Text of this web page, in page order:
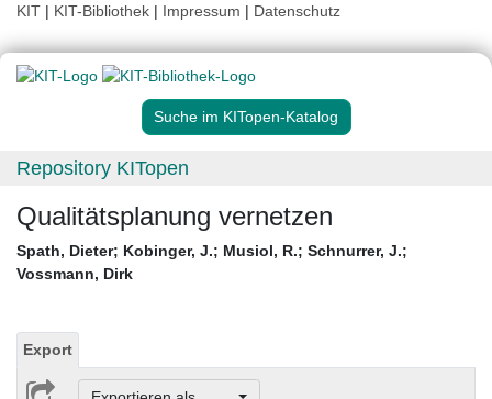
KIT | KIT-Bibliothek | Impressum | Datenschutz
Suche im KITopen-Katalog
Repository KITopen
Qualitätsplanung vernetzen
Spath, Dieter; Kobinger, J.; Musiol, R.; Schnurrer, J.;
Vossmann, Dirk
Export